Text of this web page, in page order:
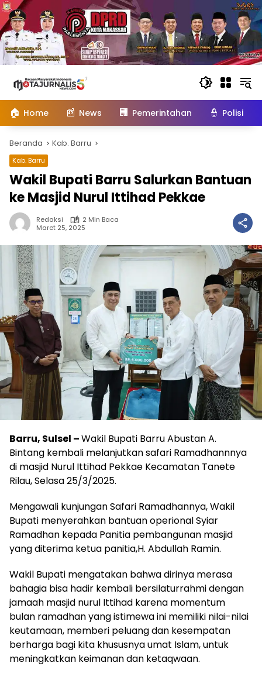
konten
🏠 Home 📰 News 🏢 Pemerintahan 👮 Polisi
Beranda Kab. Barru
Kab. Barru
Wakil Bupati Barru Salurkan Bantuan
ke Masjid Nurul Ittihad Pekkae
Redaksi
2 Min Baca
Maret 25, 2025
Barru, Sulsel –Wakil Bupati Barru Abustan A.
Bintang kembali melanjutkan safari Ramadhannnya
di masjid Nurul Ittihad Pekkae Kecamatan Tanete
Rilau, Selasa 25/3/2025.
Mengawali kunjungan Safari Ramadhannya, Wakil
Bupati menyerahkan bantuan operional Syiar
Ramadhan kepada Panitia pembangunan masjid
yang diterima ketua panitia,H. Abdullah Ramin.
Wakil Bupati mengatakan bahwa dirinya merasa
bahagia bisa hadir kembali bersilaturrahmi dengan
jamaah masjid nurul Ittihad karena momentum
bulan ramadhan yang istimewa ini memiliki nilai-nilai
keutamaan, memberi peluang dan kesempatan
berharga bagi kita khususnya umat Islam, untuk
meningkatkan keimanan dan ketaqwaan.